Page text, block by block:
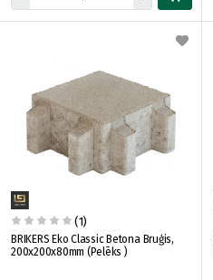
(1)
BRIKERS Eko Classic Betona Bruģis,
200x200x80mm (Pelēks )